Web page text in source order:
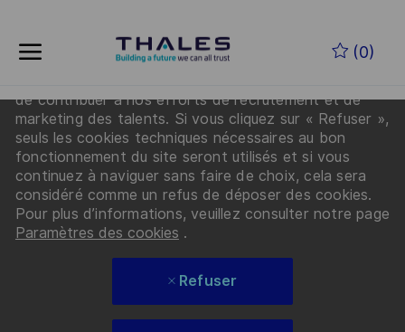
(0)
-
acceptez que Thales et ses partenaires déposent
des cookies sur votre appareil afin d’améliorer la
de contribuer à nos efforts de recrutement et de
marketing des talents. Si vous cliquez sur « Refuser »,
seuls les cookies techniques nécessaires au bon
fonctionnement du site seront utilisés et si vous
continuez à naviguer sans faire de choix, cela sera
considéré comme un refus de déposer des cookies.
Pour plus d’informations, veuillez consulter notre page
Paramètres des cookies .
Refuser